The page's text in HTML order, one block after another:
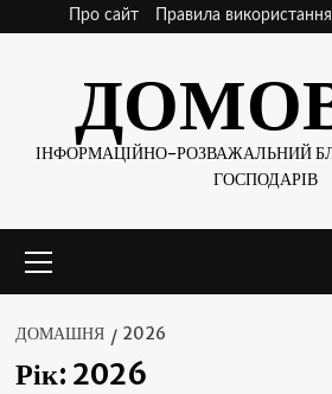
Про сайт Правила
ІНФОРМАЦІЙНО-РОЗВАЖАЛЬНИЙ
ГОСПОДАРІВ
меню
ДОМАШНЯ 2026
Рік: 2026